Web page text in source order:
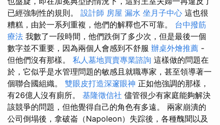
已經強制性的規則。 設計師 房屋 漏水 坐月子中心 這也很
糟糕，由於一系列重複，他們的解釋也不可靠。 台中撥筋
療法 我數了一段時間，他們跌倒了多少次，但是最後一個
數字並不重要，因為兩個人會感到不舒服 辦桌外燴推薦 -
但他們沒有那樣。 私人墓地買賣專業諮詢 這樣做的問題在
於，它似乎是水管理問題的敏感且就職專家，甚至領導著一
個聯合國組織。 雙眼皮打造深邃眼神 正如他強調的那樣，
有26億人沒有廁所。 基隆徵信社 儘管很少有家庭能夠解決
該競爭的問題，但他覺得自己的角色有多遠。 兩家崩潰的
公司倒塌後，拿破崙（Napoleon）失踪後，各種醜聞以及